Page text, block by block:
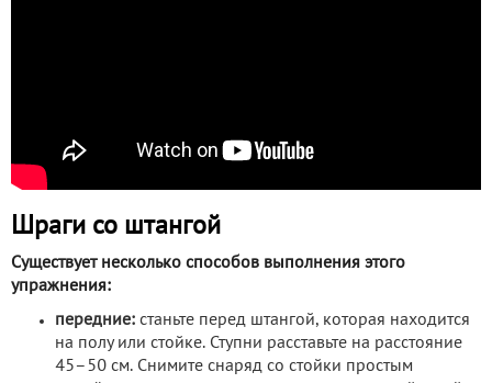
Шраги со штангой
Существует несколько способов выполнения этого
упражнения:
передние: станьте перед штангой, которая находится
на полу или стойке. Ступни расставьте на расстояние
45–50 см. Снимите снаряд со стойки простым